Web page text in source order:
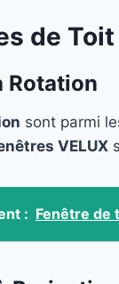
de
Rotation
sont parmi
VELUX
: Fenêtre de